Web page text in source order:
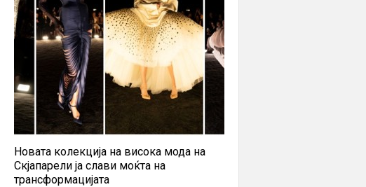
Новата колекција на висока мода на
Скјапарели ја слави моќта на
трансформацијата